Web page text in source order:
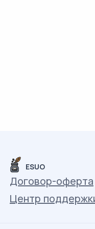
ESUO
Договор-оферта
Центр